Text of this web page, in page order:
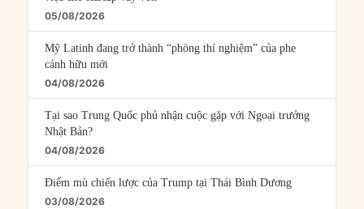
05/08/2026
Mỹ Latinh đang trở thành “phòng thí nghiệm” của phe
cánh hữu mới
04/08/2026
Tại sao Trung Quốc phủ nhận cuộc gặp với Ngoại trưởng
Nhật Bản?
04/08/2026
Điểm mù chiến lược của Trump tại Thái Bình Dương
03/08/2026